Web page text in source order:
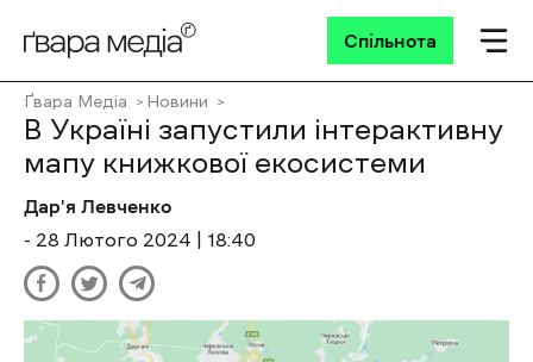
Спільнота
Ґвара Медіа Новини
В Україні запустили інтерактивну
мапу книжкової екосистеми
Дар'я Левченко
- 28 Лютого 2024 | 18:40